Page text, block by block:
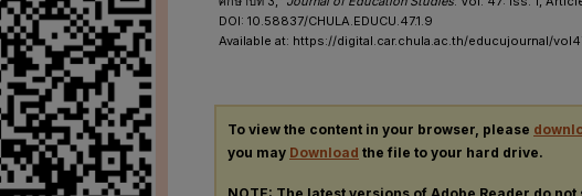
DOI: 10.58837/CHULA.EDUCU.47.1.9
Available at: https://digital.car.chula.ac.th/educujournal/
To view the content in your browser, please
you may Download the file to your hard drive.